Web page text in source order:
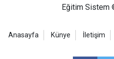
Eğitim Sistem
Anasayfa Künye İletişim